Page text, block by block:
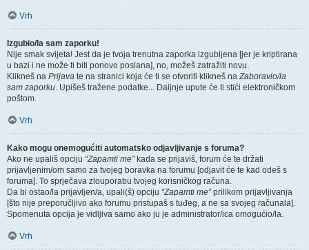
Vrh
Izgubio/la sam zaporku!
Nije smak svijeta! Jest da je tvoja trenutna zaporka izgubljena [jer je kriptirana
u bazi i ne može ti biti ponovo poslana], no, možeš zatražiti novu.
Klikneš na Prijava te na stranici koja će ti se otvoriti klikneš naZaboravio/la
sam zaporku. Upišeš tražene podatke... Daljnje upute će ti stići elektroničkom
poštom.
Vrh
Kako mogu onemogućiti automatsko odjavljivanje s foruma?
Ako ne upališ opciju “Zapamti me”kada se prijaviš, forum će te držati
prijavljenim/om samo za tvojeg boravka na forumu [odjavit će te kad odeš s
foruma]. To sprječava zlouporabu tvojeg korisničkog računa.
Da bi ostao/la prijavljen/a, upali(š) opciju “Zapamti me”prilikom prijavljivanja
[što nije preporučljivo ako forumu pristupaš s tuđeg, a ne sa svojeg računala].
Spomenuta opcija je vidljiva samo ako ju je administrator/ica omogućio/la.
Vrh